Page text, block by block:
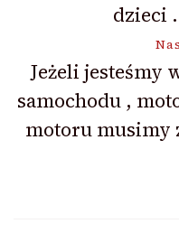
dzieci .
Jeżeli jesteśmy
samochodu ,
motoru musimy